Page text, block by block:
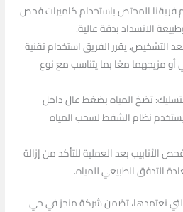
المختص باستخدام كاميرات فحص
الانسداد بدقة عالية.
بعد التشخيص، يقرر الفريق استخدام تقنية
مزيجهما معًا بما يتناسب مع نوع
تضخ المياه بضغط عال داخل
يستخدم نظام الشفط لسحب المياه
الأنابيب بعد العملية للتأكد من إزالة
التدفق الطبيعي للمياه.
التي نعتمدها، تضمن شركة منجز في حي